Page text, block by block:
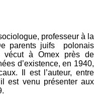
professeur à la
parents juifs polonais
vécut à Omex près de
d’existence, en 1940,
Il est l’auteur, entre
est venu présenter aux